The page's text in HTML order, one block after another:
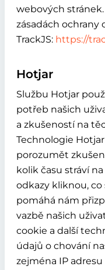
webových
zásadách ochrany
TrackJS: https://
Hotjar
Službu Hotjar
potřeb našich
a zkušeností na
Technologie
porozumět
kolik času stráví
odkazy kliknou, co
pomáhá nám
vazbě našich
cookie a další
údajů o chování
zejména IP